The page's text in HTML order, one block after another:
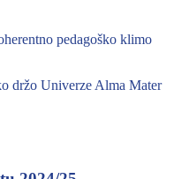
pedagoško klimo
držo Univerze Alma Mater